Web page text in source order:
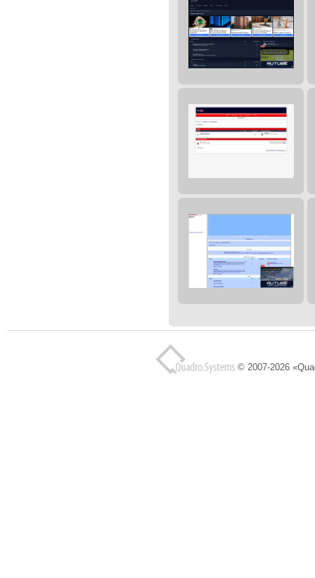
© 2007-2026